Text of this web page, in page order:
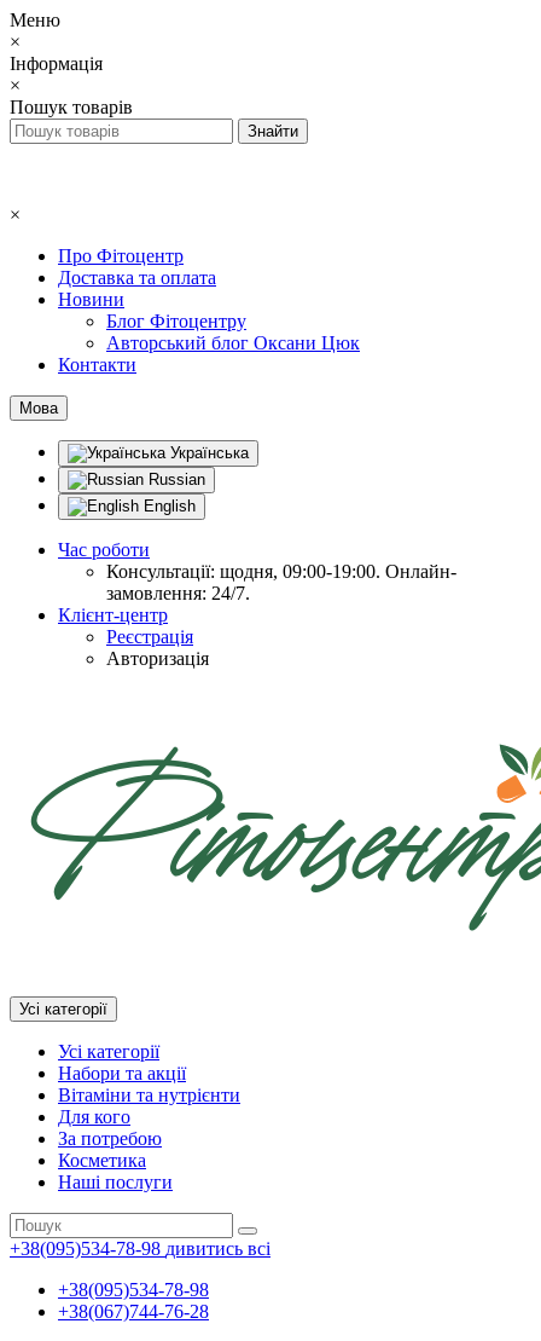
Меню
×
Інформація
×
Пошук товарів
×
Про Фітоцентр
Доставка та оплата
Новини
Блог Фітоцентру
Авторський блог Оксани Цюк
Контакти
Мова
Українська
Russian
English
Час роботи
Консультації: щодня, 09:00-19:00. Онлайн-
замовлення: 24/7.
Клієнт-центр
Реєстрація
Авторизація
Усі категорії
Усі категорії
Набори та акції
Вітаміни та нутрієнти
Для кого
За потребою
Косметика
Наші послуги
+38(095)534-78-98 дивитись всі
+38(095)534-78-98
+38(067)744-76-28